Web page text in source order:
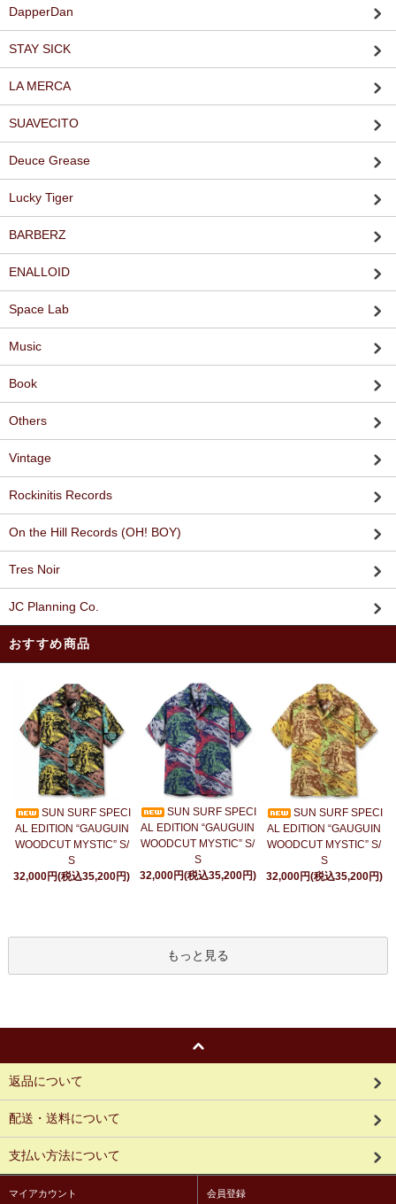
DapperDan
STAY SICK
LA MERCA
SUAVECITO
Deuce Grease
Lucky Tiger
BARBERZ
ENALLOID
Space Lab
Music
Book
Others
Vintage
Rockinitis Records
On the Hill Records (OH! BOY)
Tres Noir
JC Planning Co.
おすすめ商品
SUN SURF SPECI
AL EDITION “GAUGUIN
WOODCUT MYSTIC” S/
S
32,000円(税込35,200円)
SUN SURF SPECI
AL EDITION “GAUGUIN
WOODCUT MYSTIC” S/
S
32,000円(税込35,200円)
SUN SURF SPECI
AL EDITION “GAUGUIN
WOODCUT MYSTIC” S/
S
32,000円(税込35,200円)
もっと見る
返品について
配送・送料について
支払い方法について
マイアカウント 会員登録